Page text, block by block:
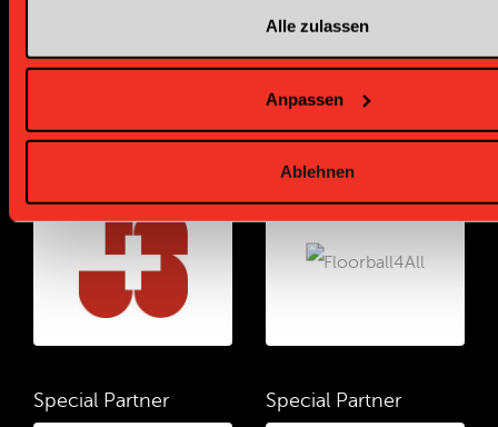
Alle zulassen
Anpassen
Ablehnen
Special Partner Special Partner